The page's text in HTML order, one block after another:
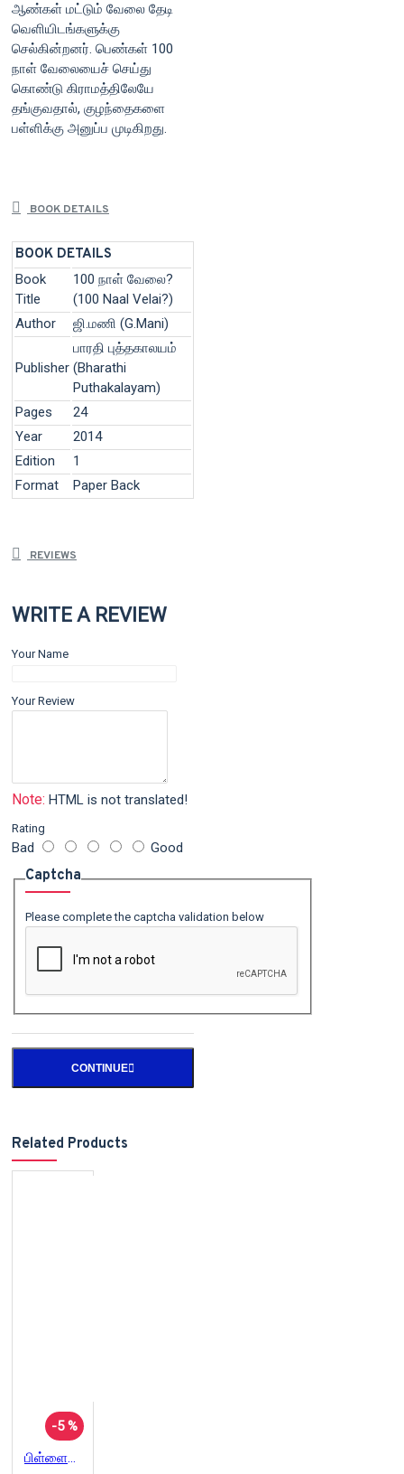
ஆண்கள் மட்டும் வேலை தேடி
வெளியிடங்களுக்கு
செல்கின்றனர். பெண்கள் 100
நாள் வேலையைச் செய்து
கொண்டு கிராமத்திலேயே
தங்குவதால், குழந்தைகளை
பள்ளிக்கு அனுப்ப முடிகிறது.
BOOK DETAILS
BOOK DETAILS
Book
Title
100 நாள் வேலை?
(100 Naal Velai?)
Author
ஜி.மணி (G.Mani)
Publisher
பாரதி புத்தகாலயம்
(Bharathi
Puthakalayam)
Pages
24
Year
2014
Edition
1
Format
Paper Back
REVIEWS
WRITE A REVIEW
Your Name
Your Review
Note: HTML is not translated!
Rating
Bad Good
Captcha
Please complete the captcha validation below
CONTINUE
Related Products
-5 %
பிள்ளையார் அரசியல்